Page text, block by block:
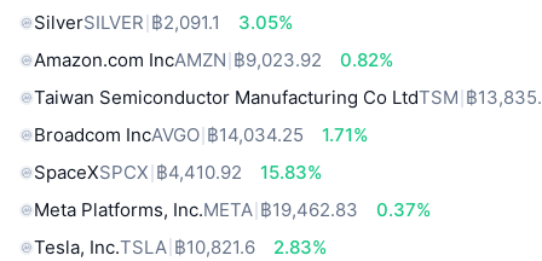
SilverSILVER ฿2,091.1
3.05%
Amazon.com IncAMZN ฿9,023.92
0.82%
Taiwan Semiconductor Manufacturing Co LtdTSM ฿
Broadcom IncAVGO ฿14,034.25
1.71%
SpaceXSPCX ฿4,410.92
15.83%
Meta Platforms, Inc.META ฿19,462.83
0.37%
Tesla, Inc.TSLA ฿10,821.6
2.83%